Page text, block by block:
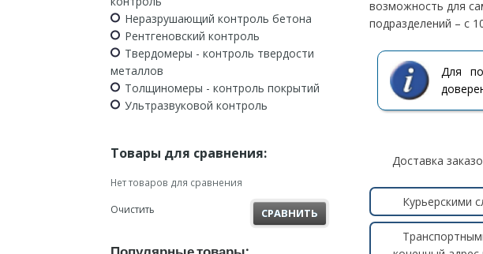
возможность для
подразделений – с
Для
Доставка
Курьерскими
Неразрушающий контроль бетона
Рентгеновский контроль
Твердомеры - контроль твердости
металлов
Толщиномеры - контроль покрытий
Ультразвуковой контроль
Товары для сравнения:
Нет товаров для сравнения
Очистить
СРАВНИТЬ